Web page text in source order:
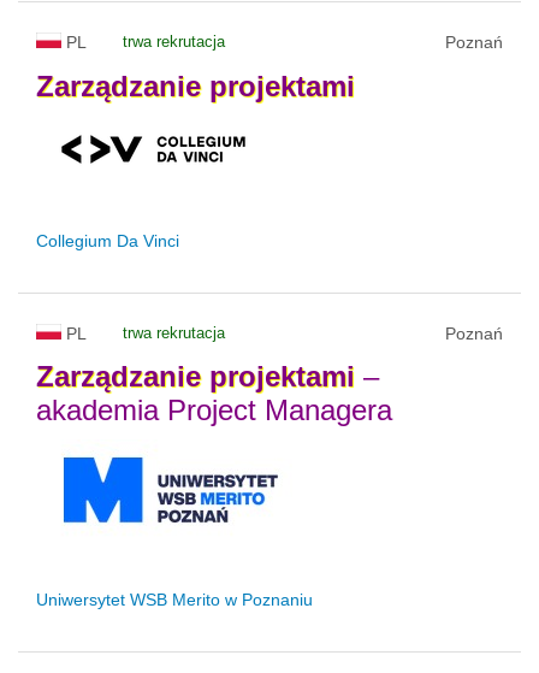
PL trwa rekrutacja Poznań
Zarządzanie projektami
Collegium Da Vinci
PL trwa rekrutacja Poznań
Zarządzanie projektami –
akademia Project Managera
Uniwersytet WSB Merito w Poznaniu